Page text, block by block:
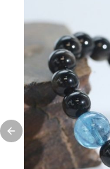
Previous slide